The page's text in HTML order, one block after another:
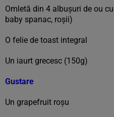
Omletă din 4 albuşuri de ou
baby spanac, roşii)
O felie de toast integral
Un iaurt grecesc (150g)
Gustare
Un grapefruit roşu